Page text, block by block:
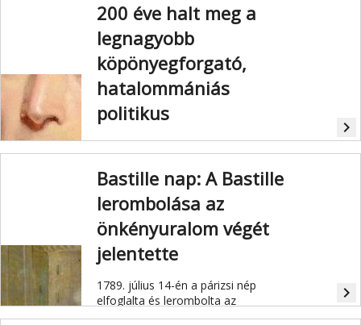
200 éve halt meg a
legnagyobb
köpönyegforgató,
hatalommániás
politikus
Joseph Fouché francia politikust
politikai túlélőként tartják
Ennek a meggyőződés
nélküli, jellemtelen embernek csupán
egyetlen szenvedélye volt: a hatalom.
navigate_next
Bastille nap: A Bastille
lerombolása az
önkényuralom végét
jelentette
1789. július 14-én a párizsi nép
elfoglalta és lerombolta az
önkényuralom gyűlölt jelképét, a
navigate_next